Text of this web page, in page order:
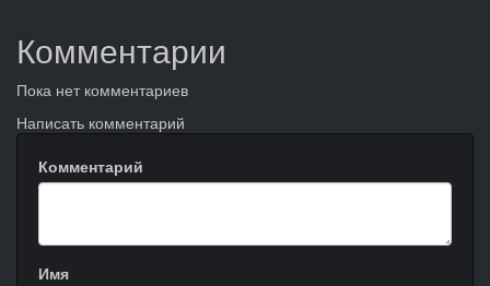
Комментарии
Пока нет комментариев
Написать комментарий
Комментарий
Имя